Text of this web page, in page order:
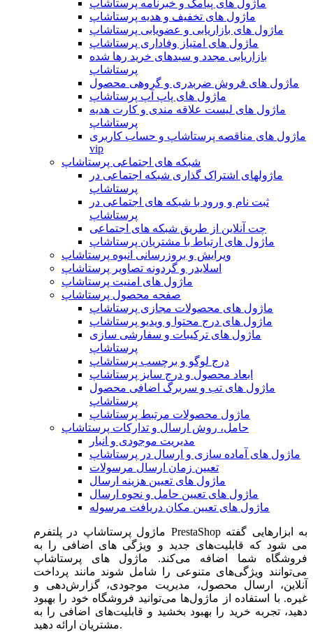
ماژول های پیامک و خبرنامه پرستاشاپ
ماژول های تخفیف و هدیه پرستاشاپ
ماژول های بازاریابی و عضویابی پرستاشاپ
ماژول های امتیاز وفاداری پرستاشاپ
بازاریابی مجدد و سبدهای خرید رها شده
پرستاشاپ
ماژول های فروش ضربدری و گروهی محصول
ماژول های پاپ آپ پرستاشاپ
ماژول های لیست علاقه مندی و کارت هدیه
پرستاشاپ
ماژول های مناقصه پرستاشاپ و حساب کاربری
vip
شبکه های اجتماعی پرستاشاپ
ماژولهای اشتراک‌ گذاری شبکه اجتماعی در
پرستاشاپ
ثبت نام و ورود با شبکه های اجتماعی در
پرستاشاپ
چت آنلاین از طریق شبکه های اجتماعی
ماژول های ارتباط با مشتریان پرستاشاپ
ویرایش و بروزرسانی انبوه پرستاشاپ
اسلایدر و گردونه تصاویر پرستاشاپ
ماژول های امنیت پرستاشاپ
صفحه محصول پرستاشاپ
ماژول های محصولات مجازی پرستاشاپ
ماژول های درج محتوا و ویدیو پرستاشاپ
ماژول های ترکیبات و سفارشی سازی
پرستاشاپ
درج لوگو و برچسب پرستاشاپ
ابعاد محصول و درج سایز پرستاشاپ
ماژول های تب و سربرگ اضافی محصول
پرستاشاپ
ماژول محصولات مرتبط پرستاشاپ
حامل، روش ارسال و تدارکات پرستاشاپ
مدیریت موجودی و انبار
ماژول های آماده سازی و ارسال در پرستاشاپ
تعیین زمان ارسال مرسولات
ماژول های تعیین هزینه ارسال
ماژول های تعیین حامل و نحوه ارسال
ماژول های تعیین مکان دریافت مرسوله
ماژول‌ پرستاشاپ در پلتفرم PrestaShop به ابزارهایی گفته
می شود که قابلیت‌های جدید و ویژگی های اضافی را به
فروشگاه شما اضافه می‌کند. ماژول های پرستاشاپ
می‌توانند ویژگی‌های متنوعی را شامل شوند مانند پرداخت
آنلاین، ارسال محصول، مدیریت موجودی، گزارش‌دهی و
غیره. با استفاده از ماژول‌ها می‌توانید فروشگاه خود را بهبود
دهید، تجربه خرید را بهبود بخشید و قابلیت‌های اضافی را به
مشتریان ارائه دهید.